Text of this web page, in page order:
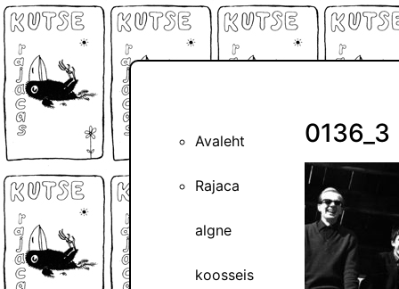
Avaleht
Rajaca
algne
koosseis
0136_3